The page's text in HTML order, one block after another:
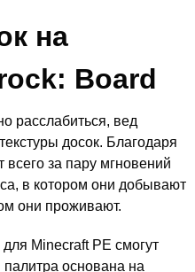
на
Board
расслабиться, вед
досок. Благодаря
всего за пару мгновений
в котором они добывают
они проживают.
Minecraft PE смогут
палитра основана на